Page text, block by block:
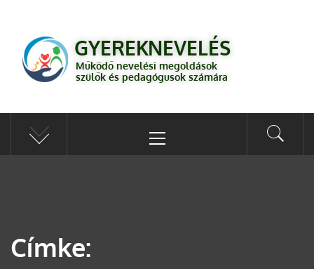
GYEREKNEVELÉS
számára
GYEREKNEVELÉS
Működő nevelési megoldások
szülők és pedagógusok számára
Címke: